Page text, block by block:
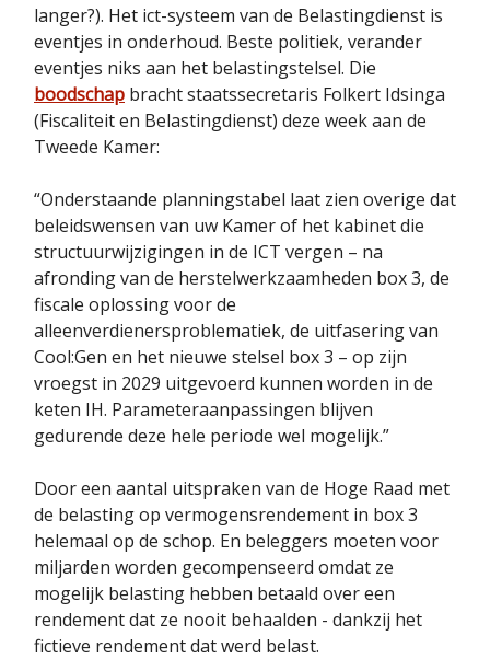
langer?). Het ict-systeem van de Belastingdienst is
eventjes in onderhoud. Beste politiek, verander
eventjes niks aan het belastingstelsel. Die
boodschap bracht staatssecretaris Folkert Idsinga
(Fiscaliteit en Belastingdienst) deze week aan de
Tweede Kamer:
“Onderstaande planningstabel laat zien overige dat
beleidswensen van uw Kamer of het kabinet die
structuurwijzigingen in de ICT vergen – na
afronding van de herstelwerkzaamheden box 3, de
fiscale oplossing voor de
alleenverdienersproblematiek, de uitfasering van
Cool:Gen en het nieuwe stelsel box 3 – op zijn
vroegst in 2029 uitgevoerd kunnen worden in de
keten IH. Parameteraanpassingen blijven
gedurende deze hele periode wel mogelijk.”
Door een aantal uitspraken van de Hoge Raad met
de belasting op vermogensrendement in box 3
helemaal op de schop. En beleggers moeten voor
miljarden worden gecompenseerd omdat ze
mogelijk belasting hebben betaald over een
rendement dat ze nooit behaalden - dankzij het
fictieve rendement dat werd belast.